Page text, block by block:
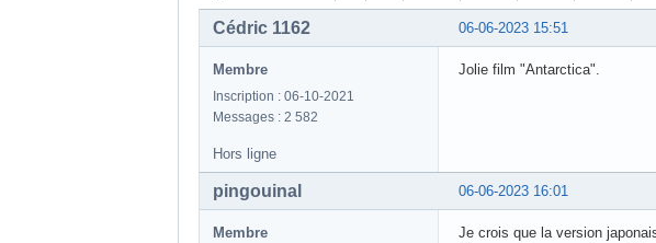
06-06-2023 15:51
Cédric 1162
Membre
Inscription : 06-10-2021
Messages : 2 582
Jolie film "Antarctica".
Hors ligne
06-06-2023 16:01
pingouinal
Membre
Je crois que la version